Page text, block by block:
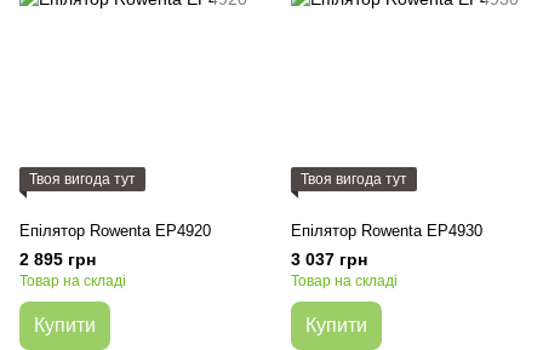
Твоя вигода тут
Епілятор Rowenta EP4920
2 895 грн
Товар на складі
Купити
Твоя вигода тут
Епілятор Rowenta EP4930
3 037 грн
Товар на складі
Купити